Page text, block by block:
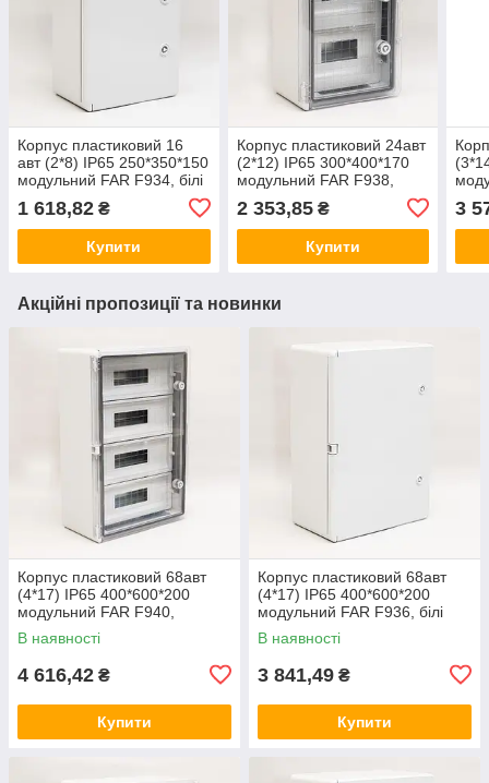
Корпус пластиковий 16
авт (2*8) IP65 250*350*150
модульний FAR F934, білі
зовнішня
1 618,82 ₴
Купити
Корпус пластиковий 24авт
(2*12) IP65 300*400*170
модульний FAR F938,
прозорі двері, бокс, шафа
зовнішня
2 353,85₴
Купити
3
Акційні пропозиції та новинки
Корпус пластиковий 68авт
(4*17) IP65 400*600*200
модульний FAR F940,
прозорі двері, бокс, шафа
зовнішня (Smart Rozetka)
В наявності
4 616,42 ₴
Купити
Корпус пластиковий 68авт
(4*17) IP65 400*600*200
модульний FAR F936, білі
двері, бокс, шафа зовнішня
(Smart Rozetka)
В наявності
3 841,49 ₴
Купити